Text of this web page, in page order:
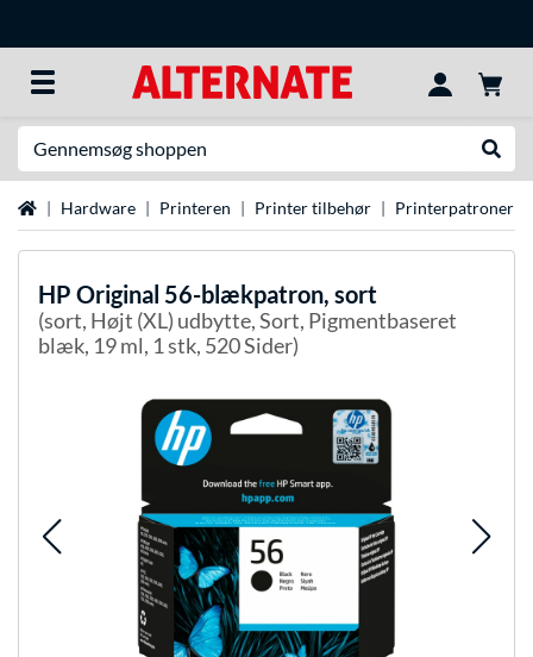
StartsideHardware Printeren Printer tilbehør Printerpatroner
HP Original 56-blækpatron, sort
(sort, Højt (XL) udbytte, Sort, Pigmentbaseret
blæk, 19 ml, 1 stk, 520 Sider)